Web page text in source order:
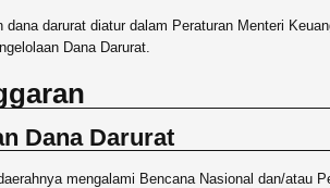
dana darurat diatur dalam Peraturan Menteri
Dana Darurat.
Dana Darurat
mengalami Bencana Nasional dan/atau